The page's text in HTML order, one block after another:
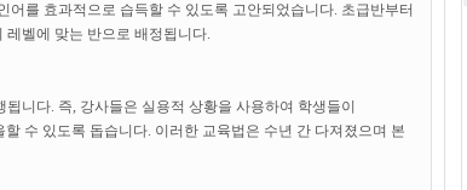
를 효과적으로 습득할 수 있도록 고안되었습니다. 초급반부터
레벨에 맞는 반으로 배정됩니다.
니다. 즉, 강사들은 실용적 상황을 사용하여 학생들이
수 있도록 돕습니다. 이러한 교육법은 수년 간 다져졌으며 본